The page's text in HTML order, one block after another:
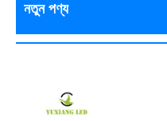
নতুন পণ্য